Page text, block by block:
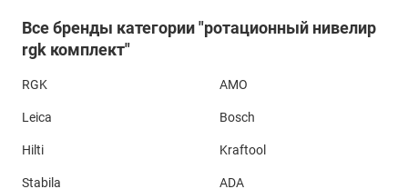
Все бренды категории "ротационный нивелир
rgk комплект"
RGK AMO
Leica Bosch
Hilti Kraftool
Stabila ADA